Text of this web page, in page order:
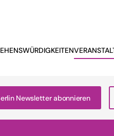
Newsletter abonnieren